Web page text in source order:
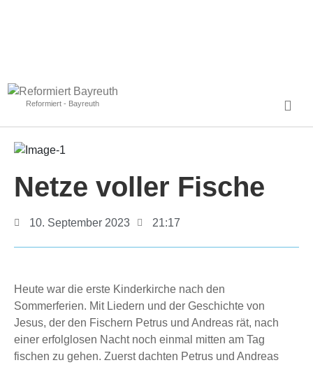
Reformiert - Bayreuth
Netze voller Fische
10. September 2023 21:17
Heute war die erste Kinderkirche nach den
Sommerferien. Mit Liedern und der Geschichte von
Jesus, der den Fischern Petrus und Andreas rät, nach
einer erfolglosen Nacht noch einmal mitten am Tag
fischen zu gehen. Zuerst dachten Petrus und Andreas